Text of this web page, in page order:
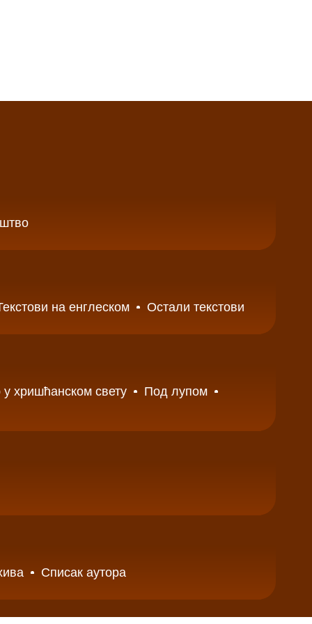
на енглеском Остали текстови
у хришћанском свету
Под лупом
Списак аутора